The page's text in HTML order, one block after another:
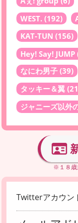
WEST. (192)
KAT-TUN (156)
Hey! Say! JUMP
なにわ男子 (39)
タッキー＆翼
ジャニーズ以外
※１８歳
Twitterアカウン